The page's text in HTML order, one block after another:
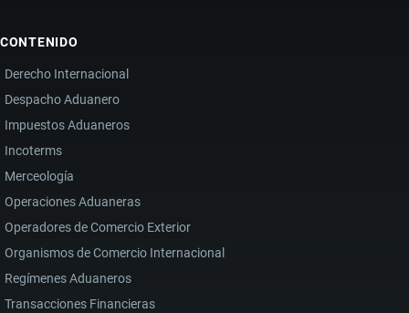
CONTENIDO
Derecho Internacional
Despacho Aduanero
Impuestos Aduaneros
Incoterms
Merceología
Operaciones Aduaneras
Operadores de Comercio Exterior
Organismos de Comercio Internacional
Regímenes Aduaneros
Transacciones Financieras